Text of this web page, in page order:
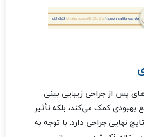
پس از جراحی زیبایی بینی
بهبودی کمک می‌کند، بلکه تأثیر
نهایی جراحی دارد. با توجه به